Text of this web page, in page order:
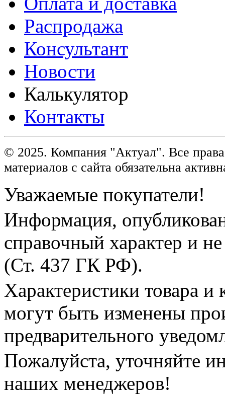
Распродажа
Консультант
Новости
Калькулятор
Контакты
© 2025. Компания "Актуал". Все
материалов с сайта обязательна
Уважаемые покупатели!
Информация,
справочный характер и
(Ст. 437 ГК РФ).
Характеристики товара и
могут быть изменены
предварительного
Пожалуйста, уточняйте
наших менеджеров!